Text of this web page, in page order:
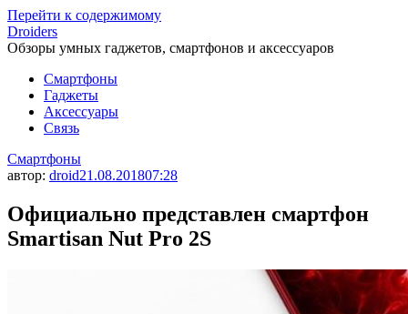
Перейти к содержимому
Droiders
Обзоры умных гаджетов, смартфонов и аксессуаров
Смартфоны
Гаджеты
Аксессуары
Связь
Смартфоны
автор: droid21.08.201807:28
Официально представлен смартфон
Smartisan Nut Pro 2S